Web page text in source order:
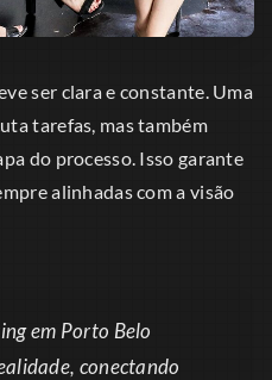
ser clara e constante. Uma
tarefas, mas também
do processo. Isso garante
alinhadas com a visão
em Porto Belo
conectando